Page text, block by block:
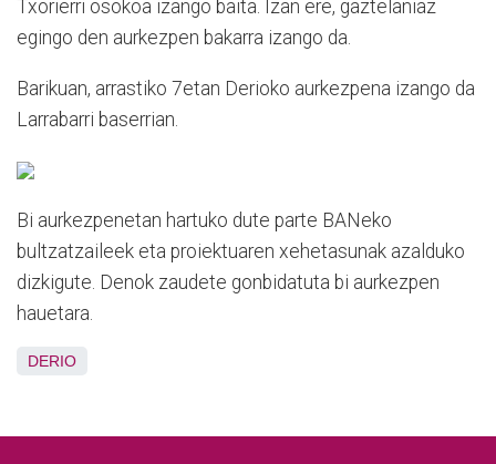
Txorierri osokoa izango baita. Izan ere, gaztelaniaz
egingo den aurkezpen bakarra izango da.
Barikuan, arrastiko 7etan Derioko aurkezpena izango da
Larrabarri baserrian.
Bi aurkezpenetan hartuko dute parte BANeko
bultzatzaileek eta proiektuaren xehetasunak azalduko
dizkigute. Denok zaudete gonbidatuta bi aurkezpen
hauetara.
DERIO